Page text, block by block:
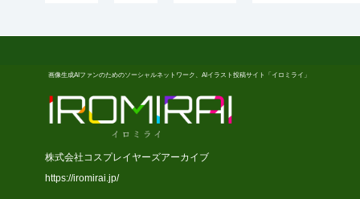
画像生成AIファンのためのソーシャルネットワーク、AIイラスト投稿サイト「イロミライ」
株式会社コスプレイヤーズアーカイブ
https://iromirai.jp/